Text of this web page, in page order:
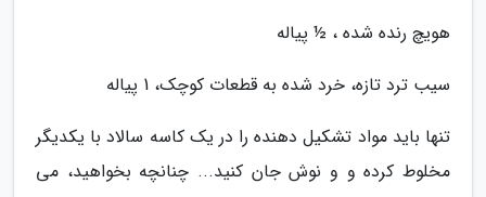
هویچ رنده شده ، ½ پیاله
سیب ترد تازه، خرد شده به قطعات کوچک، 1 پیاله
تنها باید مواد تشکیل دهنده را در یک کاسه سالاد با یکدیگر
مخلوط کرده و و نوش جان کنید... چنانچه بخواهید، می